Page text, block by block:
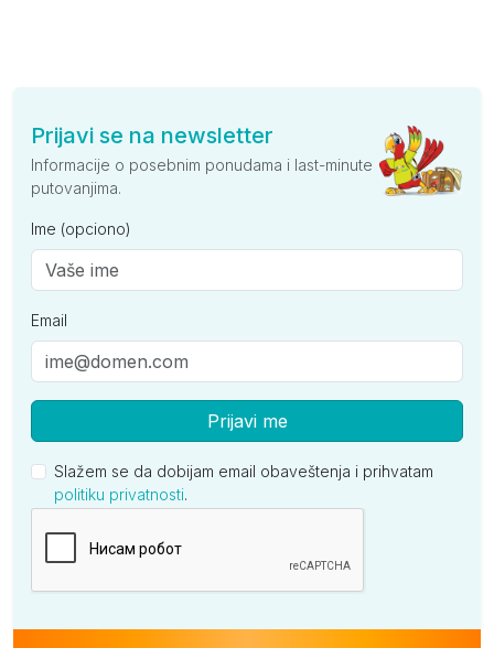
Prijavi se na newsletter
Informacije o posebnim ponudama i last-minute
putovanjima.
Ime (opciono)
Email
Prijavi me
Slažem se da dobijam email obaveštenja i prihvatam
politiku privatnosti.